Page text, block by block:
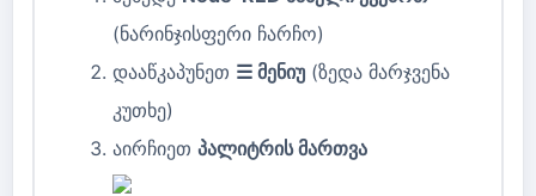
(ნარინჯისფერი ჩარჩო)
დააწკაპუნეთ ☰ მენიუ (ზედა მარჯვენა
კუთხე)
აირჩიეთ პალიტრის მართვა